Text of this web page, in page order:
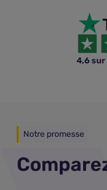
4,6 sur
Notre promesse